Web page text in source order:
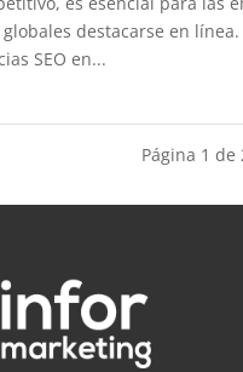
globales destacarse en
SEO en...
Página 1 de